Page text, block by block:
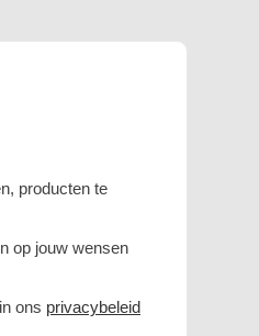
producten te
op jouw wensen
ons privacybeleid